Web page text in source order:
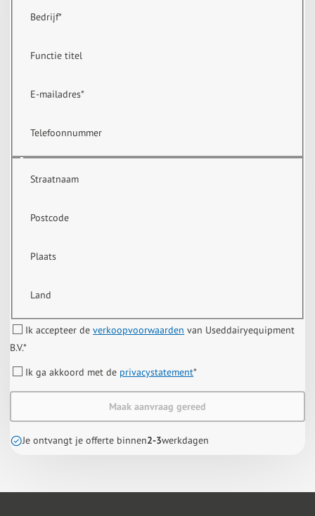
Bedrijf*
Functie titel
E-mailadres*
Telefoonnummer
Straatnaam
Postcode
Plaats
Land
Ik accepteer deverkoopvoorwaarden van Useddairyequipment
B.V.*
Ik ga akkoord met de privacystatement*
Maak aanvraag gereed
Je ontvangt je offerte binnen2-3werkdagen